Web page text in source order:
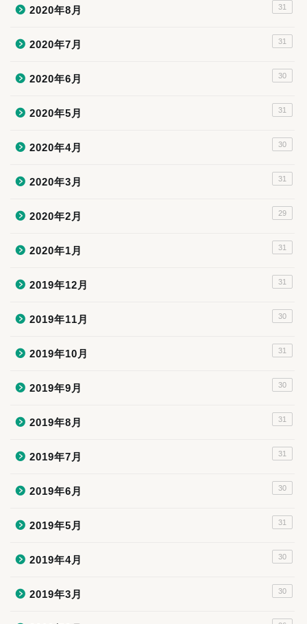
2020年8月 31
2020年7月 31
2020年6月 30
2020年5月 31
2020年4月 30
2020年3月 31
2020年2月 29
2020年1月 31
2019年12月 31
2019年11月 30
2019年10月 31
2019年9月 30
2019年8月 31
2019年7月 31
2019年6月 30
2019年5月 31
2019年4月 30
2019年3月 30